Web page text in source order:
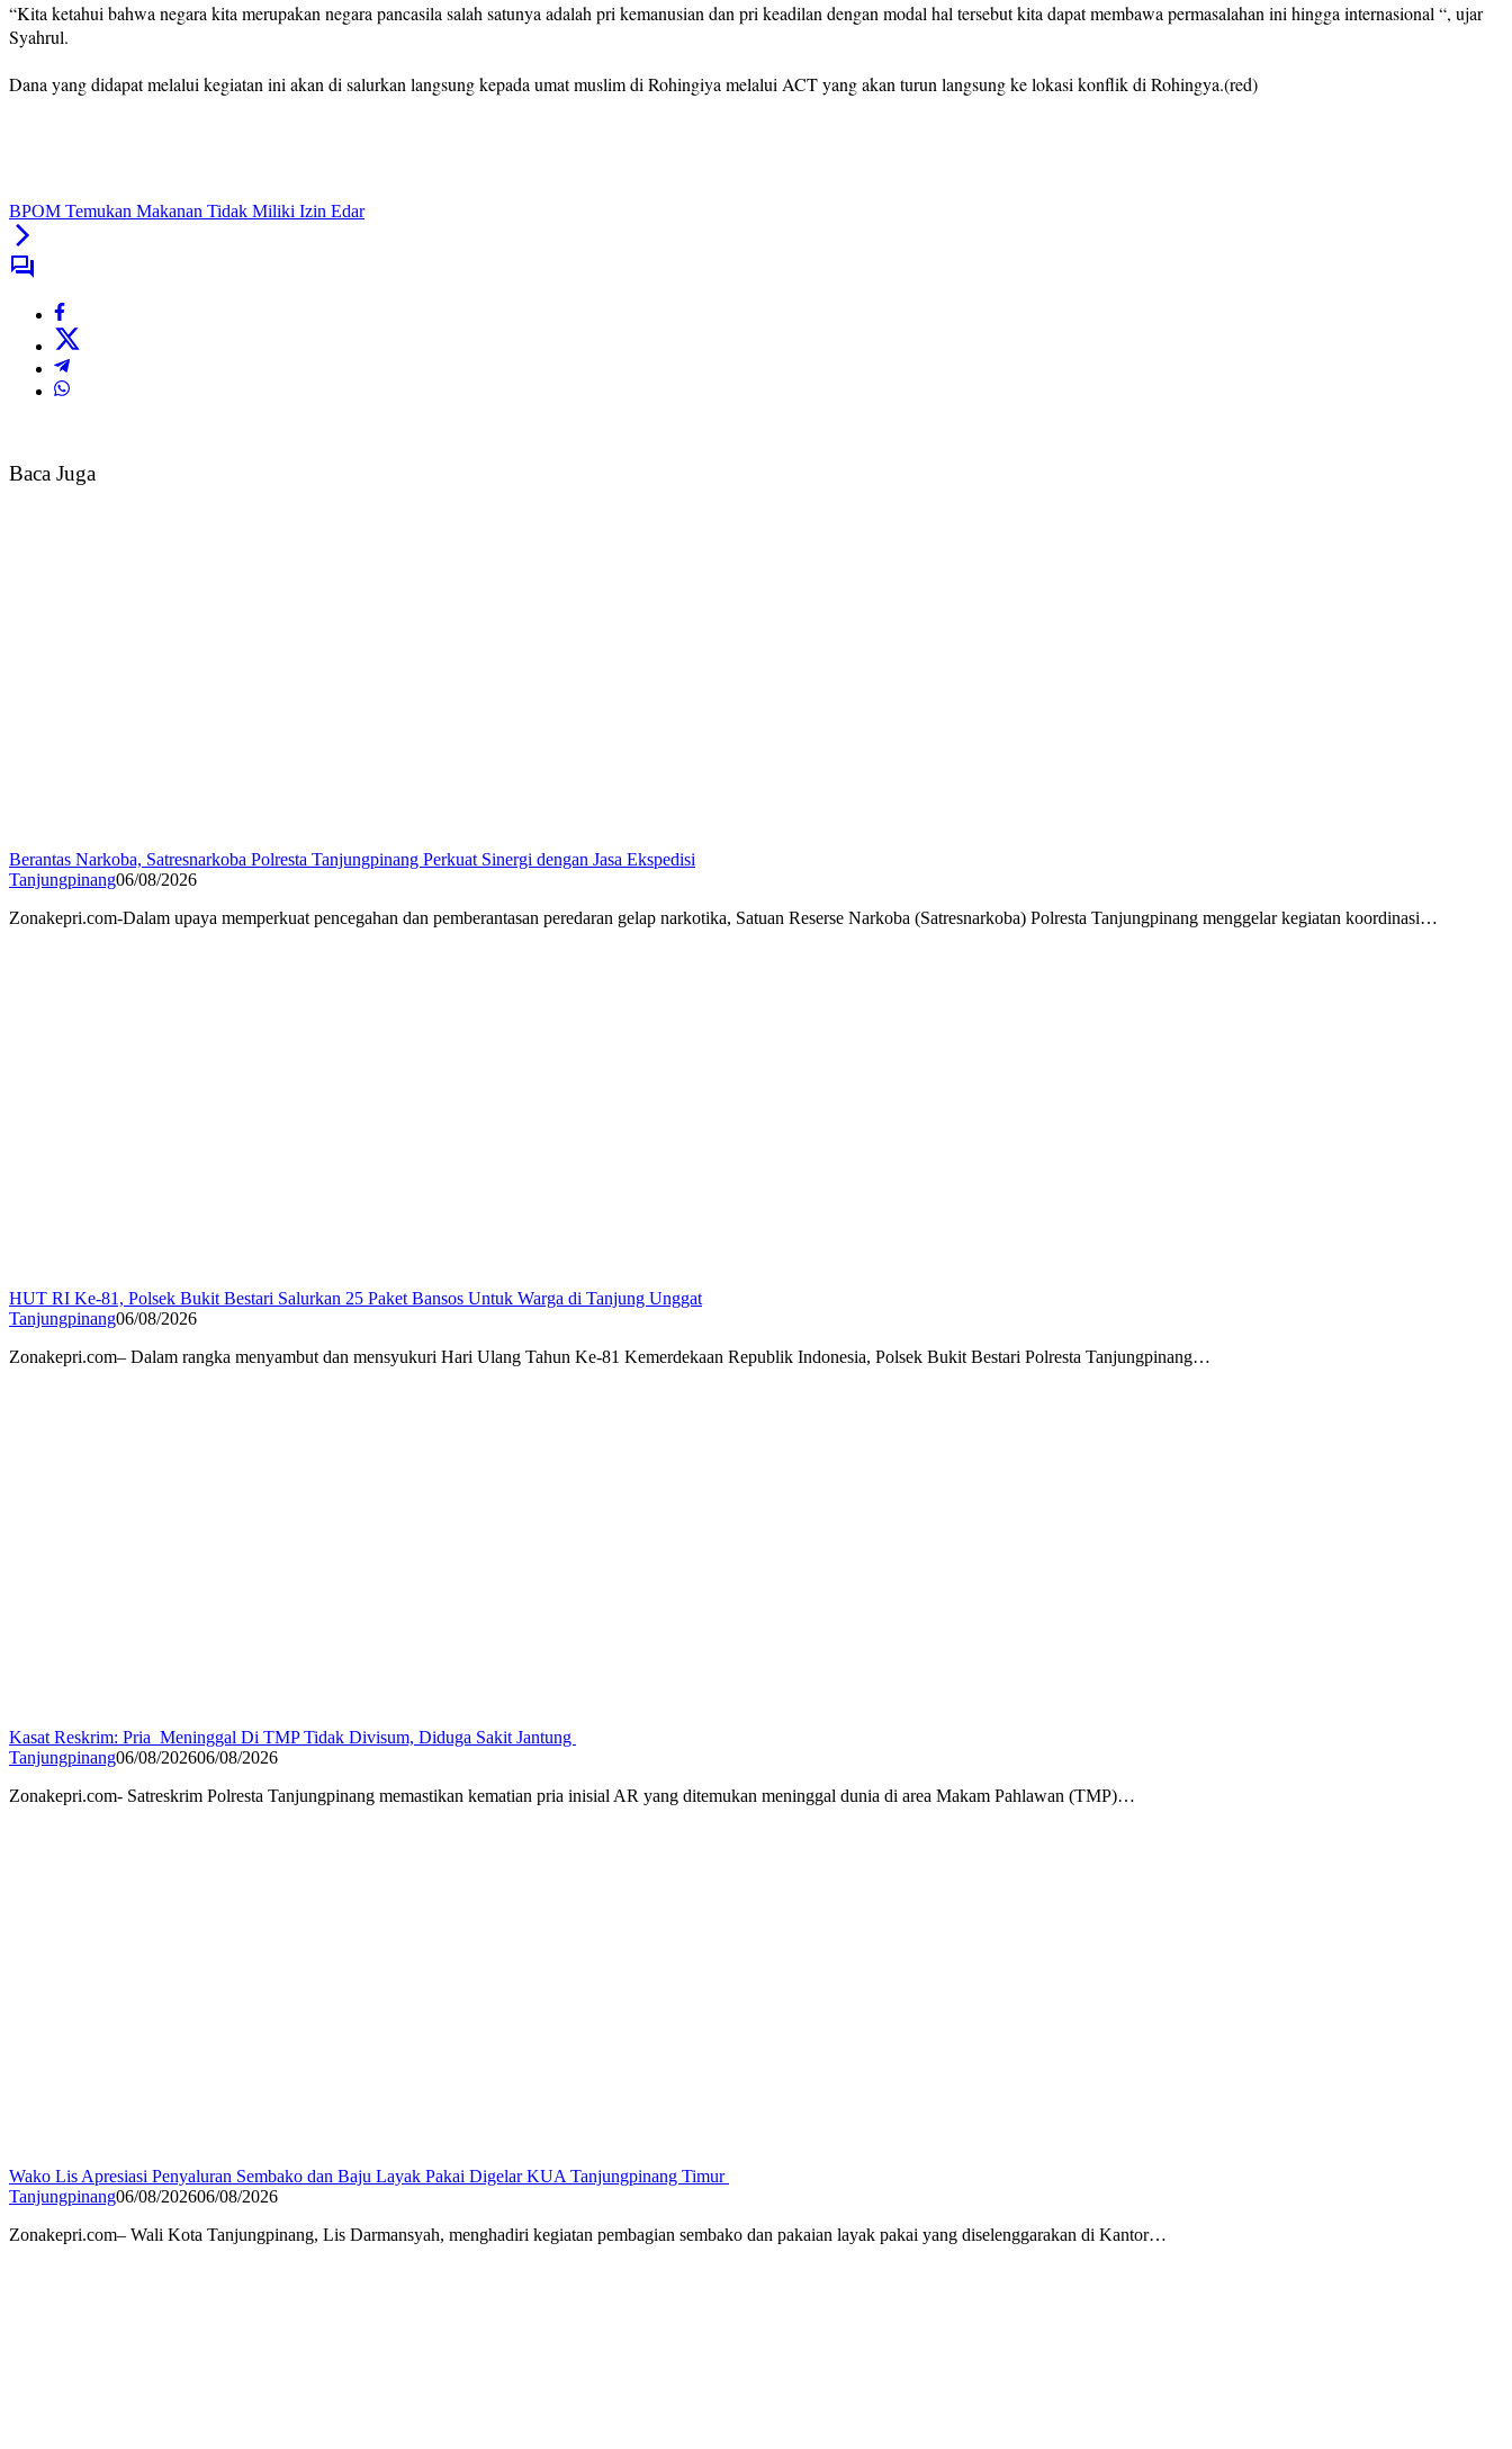
“Kita ketahui bahwa negara kita merupakan negara pancasila salah satunya adalah pri kemanusian dan pri keadilan dengan modal hal tersebut kita dapat membawa permasalahan ini hingga internasional “, ujar
Syahrul.
Dana yang didapat melalui kegiatan ini akan di salurkan langsung kepada umat muslim di Rohingiya melalui ACT yang akan turun langsung ke lokasi konflik di Rohingya.(red)
BPOM Temukan Makanan Tidak Miliki Izin Edar
Baca Juga
Berantas Narkoba, Satresnarkoba Polresta Tanjungpinang Perkuat Sinergi dengan Jasa Ekspedisi
Tanjungpinang06/08/2026
Zonakepri.com-Dalam upaya memperkuat pencegahan dan pemberantasan peredaran gelap narkotika, Satuan Reserse Narkoba (Satresnarkoba) Polresta Tanjungpinang menggelar kegiatan koordinasi…
HUT RI Ke-81, Polsek Bukit Bestari Salurkan 25 Paket Bansos Untuk Warga di Tanjung Unggat
Tanjungpinang06/08/2026
Zonakepri.com– Dalam rangka menyambut dan mensyukuri Hari Ulang Tahun Ke-81 Kemerdekaan Republik Indonesia, Polsek Bukit Bestari Polresta Tanjungpinang…
Kasat Reskrim: Pria Meninggal Di TMP Tidak Divisum, Diduga Sakit Jantung
Tanjungpinang06/08/202606/08/2026
Zonakepri.com- Satreskrim Polresta Tanjungpinang memastikan kematian pria inisial AR yang ditemukan meninggal dunia di area Makam Pahlawan (TMP)…
Wako Lis Apresiasi Penyaluran Sembako dan Baju Layak Pakai Digelar KUA Tanjungpinang Timur
Tanjungpinang06/08/202606/08/2026
Zonakepri.com– Wali Kota Tanjungpinang, Lis Darmansyah, menghadiri kegiatan pembagian sembako dan pakaian layak pakai yang diselenggarakan di Kantor…